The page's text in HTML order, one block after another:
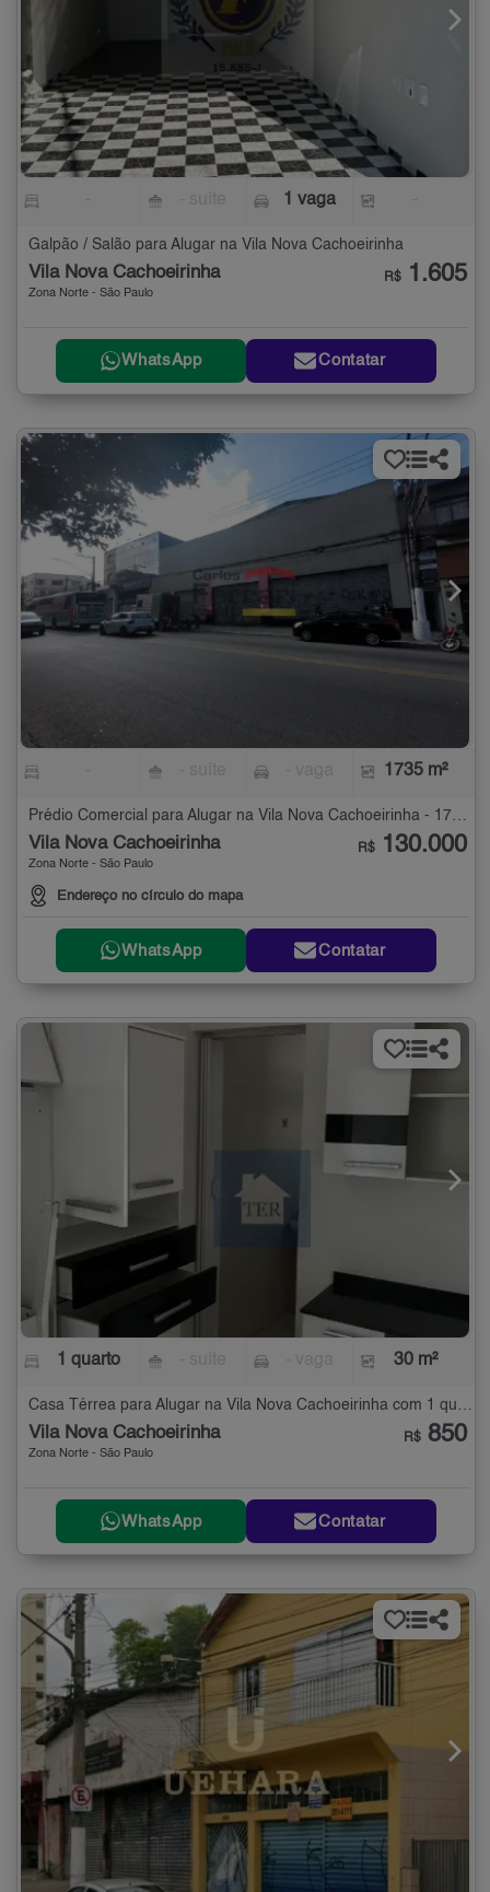
1 vaga
Galpão / Salão para Alugar na Vila Nova Cachoeirinha
Vila Nova Cachoeirinha
Zona Norte - São Paulo
R$ 1.605
WhatsApp Contatar
1735 m²
Prédio Comercial para Alugar na Vila Nova Cachoeirinha - 1735 m²
Vila Nova Cachoeirinha
Zona Norte - São Paulo
Endereço no círculo do mapa
R$ 130.000
WhatsApp Contatar
1 quarto 30 m²
Casa Térrea para Alugar na Vila Nova Cachoeirinha com 1 quarto - 30 m²
Vila Nova Cachoeirinha
Zona Norte - São Paulo
R$ 850
WhatsApp Contatar